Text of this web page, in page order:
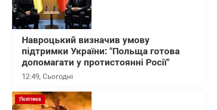
Навроцький визначив умову
підтримки України: "Польща готова
допомагати у протистоянні Росії"
12:49, Сьогодні
Політика